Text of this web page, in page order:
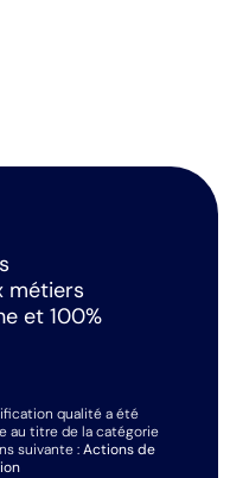
métiers
et 100%
qualité a été
au titre de la catégorie
suivante :Actions de